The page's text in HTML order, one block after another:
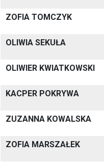
ZOFIA TOMCZYK
OLIWIA SEKUŁA
OLIWIER KWIATKOWSKI
KACPER POKRYWA
ZUZANNA KOWALSKA
ZOFIA MARSZAŁEK